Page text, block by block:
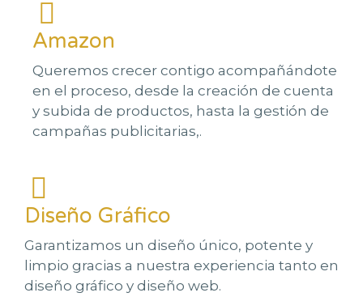
Amazon
Queremos crecer contigo acompañándote
en el proceso, desde la creación de cuenta
y subida de productos, hasta la gestión de
campañas publicitarias,.
Diseño Gráfico
Garantizamos un diseño único, potente y
limpio gracias a nuestra experiencia tanto en
diseño gráfico y diseño web.